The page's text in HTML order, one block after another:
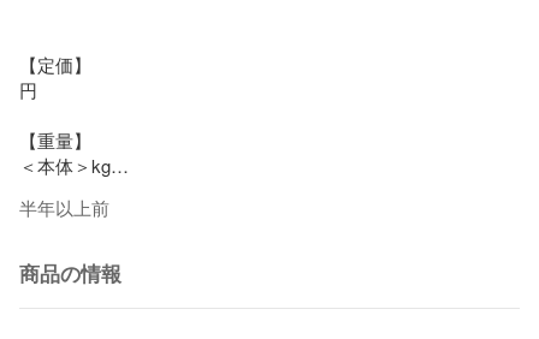
【定価】
円
【重量】
＜本体＞kg
【電圧】
【バッテリー】
半年以上前
商品の情報